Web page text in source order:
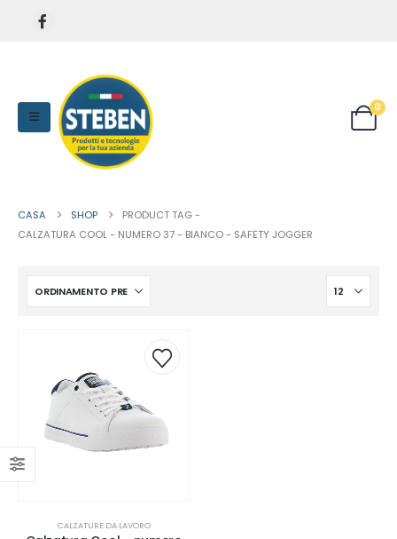
0
CASA SHOP
PRODUCT TAG -
CALZATURA COOL - NUMERO 37 - BIANCO - SAFETY JOGGER
CALZATURE DA LAVORO